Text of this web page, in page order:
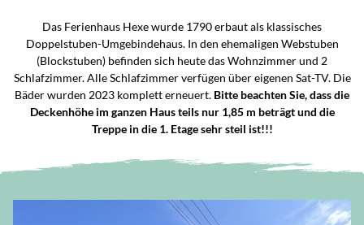
Das Ferienhaus Hexe wurde 1790 erbaut als klassisches
Doppelstuben-Umgebindehaus. In den ehemaligen Webstuben
(Blockstuben) befinden sich heute das Wohnzimmer und 2
Schlafzimmer. Alle Schlafzimmer verfügen über eigenen Sat-TV. Die
Bäder wurden 2023 komplett erneuert. Bitte beachten Sie, dass die
Deckenhöhe im ganzen Haus teils nur 1,85 m beträgt und die
Treppe in die 1. Etage sehr steil ist!!!